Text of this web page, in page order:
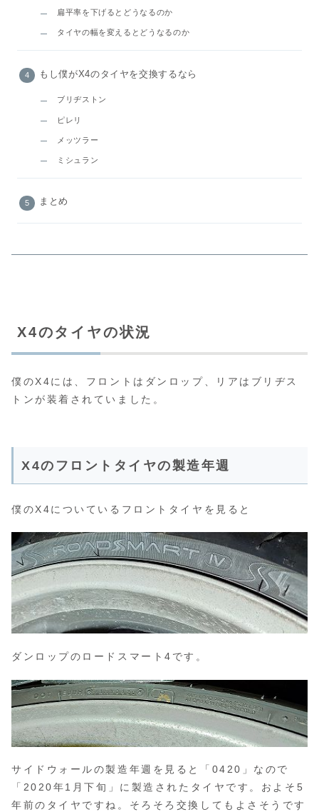
扁平率を下げるとどうなるのか
タイヤの幅を変えるとどうなるのか
もし僕がX4のタイヤを交換するなら
ブリヂストン
ピレリ
メッツラー
ミシュラン
まとめ
X4のタイヤの状況
僕のX4には、フロントはダンロップ、リアはブリヂス
トンが装着されていました。
X4のフロントタイヤの製造年週
僕のX4についているフロントタイヤを見ると
ダンロップのロードスマート4です。
サイドウォールの製造年週を見ると「0420」なので
「2020年1月下旬」に製造されたタイヤです。およそ5
年前のタイヤですね。そろそろ交換してもよさそうです